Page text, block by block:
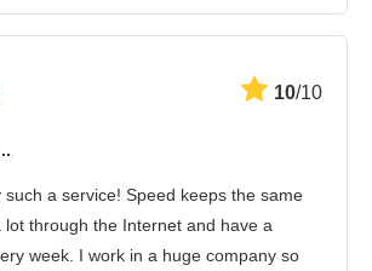
10/10
such a service! Speed keeps the same
lot through the Internet and have a
week. I work in a huge company so